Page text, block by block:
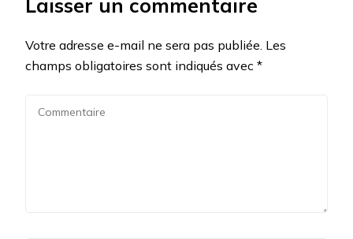
Laisser un commentaire
Votre adresse e-mail ne sera pas publiée. Les
champs obligatoires sont indiqués avec *